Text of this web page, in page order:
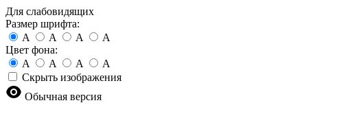
Для слабовидящих
Размер шрифта:
A
A A
A
Цвет фона:
A
A A
A
Скрыть изображения
Обычная версия